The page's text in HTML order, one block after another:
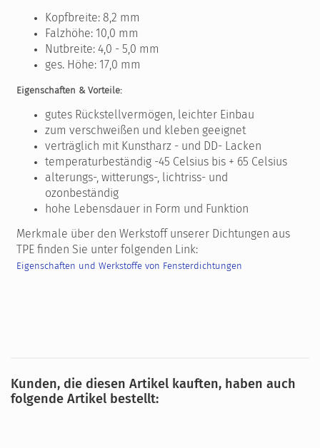
Kopfbreite: 8,2 mm
Falzhöhe: 10,0 mm
Nutbreite: 4,0 - 5,0 mm
ges. Höhe: 17,0 mm
Eigenschaften & Vorteile:
gutes Rückstellvermögen, leichter Einbau
zum verschweißen und kleben geeignet
verträglich mit Kunstharz - und DD- Lacken
temperaturbeständig -45 Celsius bis + 65 Celsius
alterungs-, witterungs-, lichtriss- und
ozonbeständig
hohe Lebensdauer in Form und Funktion
Merkmale über den Werkstoff unserer Dichtungen aus
TPE finden Sie unter folgenden Link:
Eigenschaften und Werkstoffe von Fensterdichtungen
Kunden, die diesen Artikel kauften, haben auch
folgende Artikel bestellt: